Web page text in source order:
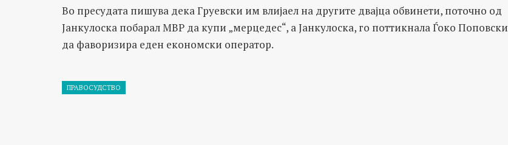
Во пресудата пишува дека Груевски им влијаел на другите двајца обвинети, поточно од
Јанкулоска побарал МВР да купи „мерцедес“, а Јанкулоска, го поттикнала Ѓоко Поповски
да фаворизира еден економски оператор.
ПРАВОСУДСТВО